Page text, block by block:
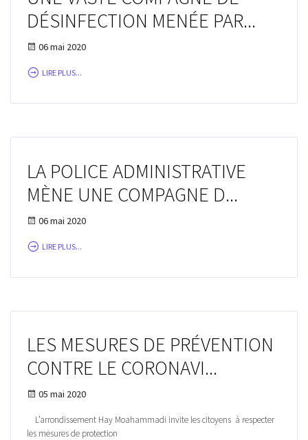
DÉSINFECTION MENÉE PAR...
06 mai 2020
LIRE PLUS...
LA POLICE ADMINISTRATIVE
MÈNE UNE COMPAGNE D...
06 mai 2020
LIRE PLUS...
LES MESURES DE PRÉVENTION
CONTRE LE CORONAVI...
05 mai 2020
L’arrondissement Hay Moahammadi invite les citoyens à respecter
les mesures de protection